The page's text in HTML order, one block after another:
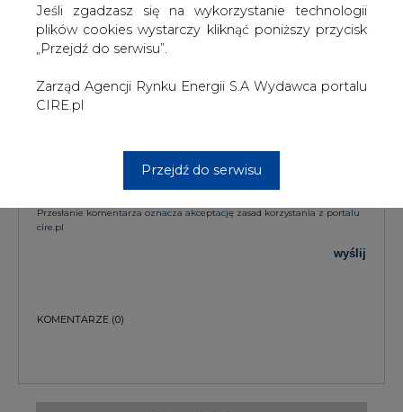
Jeśli zgadzasz się na wykorzystanie technologii
plików cookies wystarczy kliknąć poniższy przycisk
„Przejdź do serwisu”.
Zarząd Agencji Rynku Energii S.A Wydawca portalu
CIRE.pl
Przejdź do serwisu
Przesłanie komentarza oznacza akceptację zasad korzystania z portalu
cire.pl
wyślij
KOMENTARZE (0)